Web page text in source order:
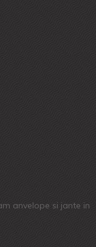
anvelope si jante in